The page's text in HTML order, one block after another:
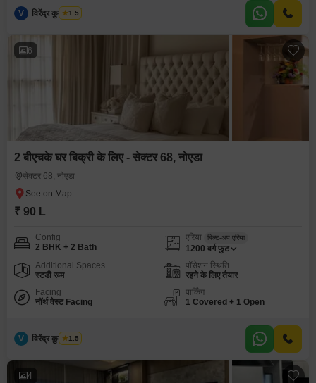
V विरेंद्र कुमार शर्मा
1.5
6
2 बीएचके घर बिक्री के लिए - सेक्टर 68, नोएडा
सेक्टर 68, नोएडा
₹ 90 L
Config
2 BHK + 2 Bath
एरिया बिल्ट-अप एरिया
1200 वर्ग फुट
Additional Spaces
स्टडी रूम
पॉसेशन स्थिति
रहने के लिए तैयार
Facing
नॉर्थ वेस्ट Facing
पार्किंग
1 Covered + 1 Open
V विरेंद्र कुमार शर्मा
1.5
4